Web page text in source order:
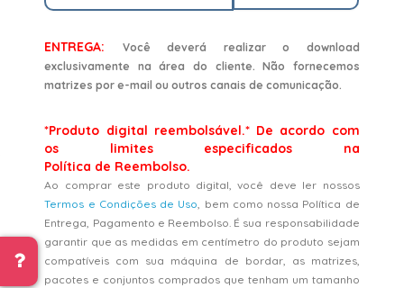
ENTREGA:
Você deverá realizar o download
exclusivamente na área do cliente. Não fornecemos
matrizes por e-mail ou outros canais de comunicação.
*Produto digital reembolsável.* De acordo com
os limites especificados na
Política de Reembolso.
Ao comprar este produto digital, você deve ler nossos
Termos e Condições de Uso, bem como nossa Política de
Entrega, Pagamento e Reembolso. É sua responsabilidade
garantir que as medidas em centímetro do produto sejam
compatíveis com sua máquina de bordar, as matrizes,
pacotes e conjuntos comprados que tenham um tamanho